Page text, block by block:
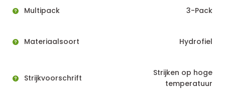
Multipack 3-Pack
Materiaalsoort Hydrofiel
Strijkvoorschrift
Strijken op hoge
temperatuur